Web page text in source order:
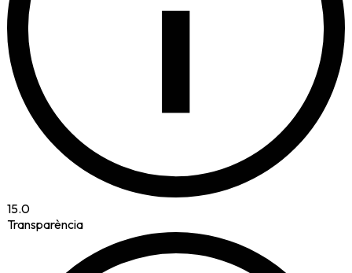
15.0
Transparència